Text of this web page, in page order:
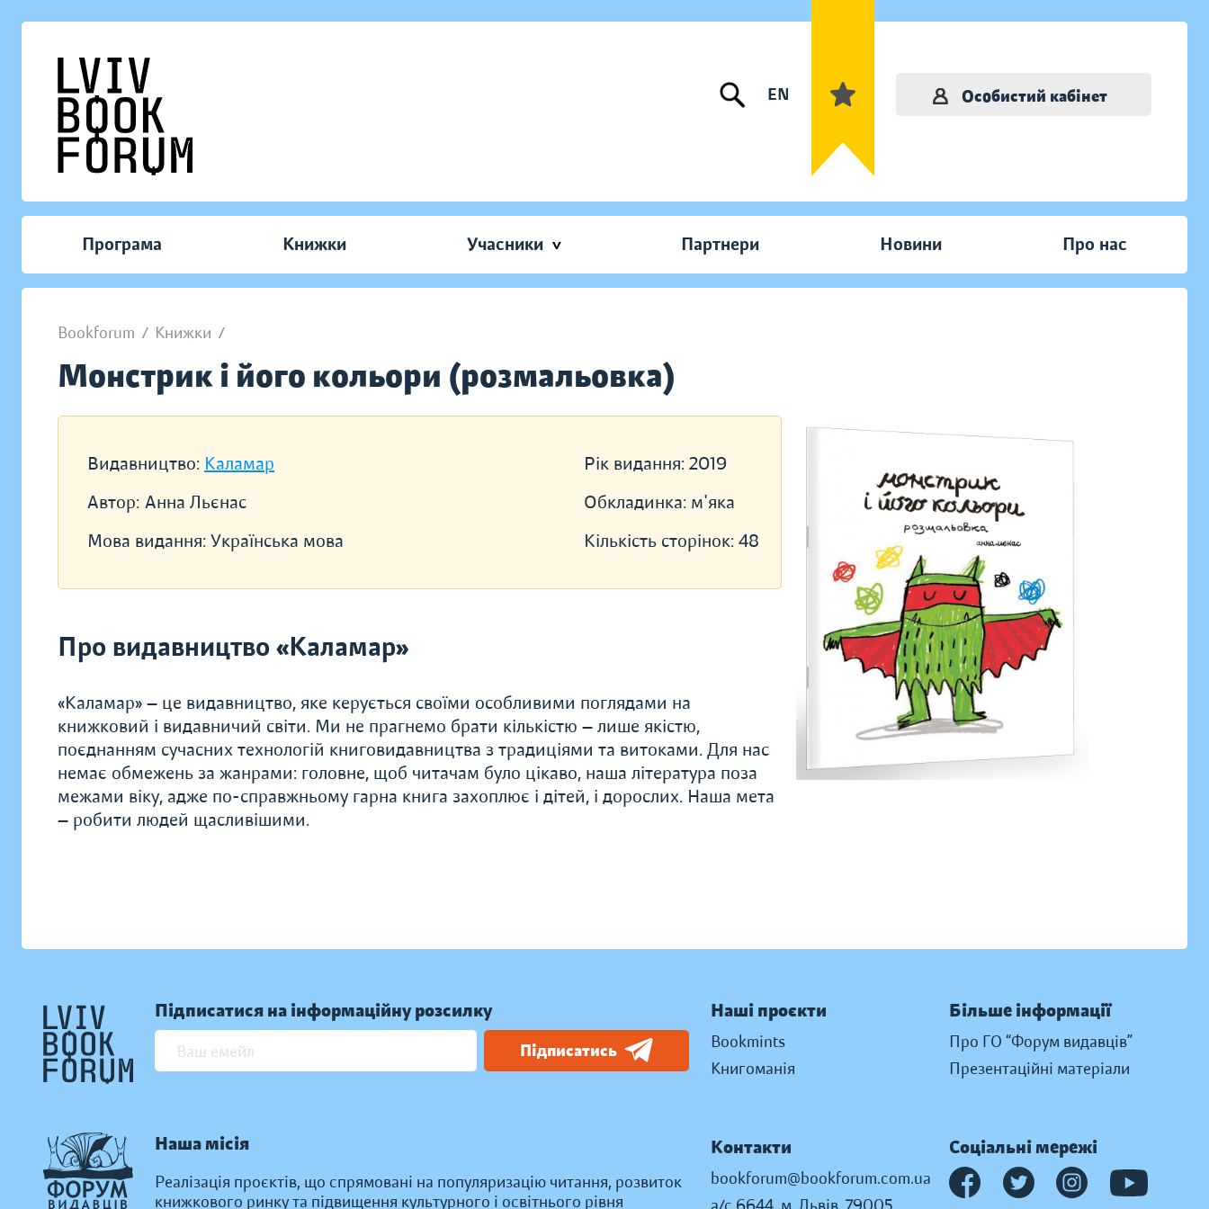
EN Особистий кабінет
Програма Книжки Учасники Партнери Новини Про нас
Bookforum / Книжки /
Монстрик і його кольори (розмальовка)
Видавництво: Каламар
Автор: Анна Льєнас
Мова видання: Українська мова
Рік видання: 2019
Обкладинка: м'яка
Кількість сторінок: 48
Про видавництво «Каламар»
«Каламар» — це видавництво, яке керується своїми особливими поглядами на
книжковий і видавничий світи. Ми не прагнемо брати кількістю — лише якістю,
поєднанням сучасних технологій книговидавництва з традиціями та витоками. Для нас
немає обмежень за жанрами: головне, щоб читачам було цікаво, наша література поза
межами віку, адже по-справжньому гарна книга захоплює і дітей, і дорослих. Наша мета
— робити людей щасливішими.
Підписатися на інформаційну розсилку
Підписатись
Наша місія
Реалізація проєктів, що спрямовані на популяризацію читання, розвиток
книжкового ринку та підвищення культурного і освітнього рівня
Наші проєкти
Bookmints
Книгоманія
Більше інформації
Про ГО “Форум видавців”
Презентаційні матеріали
Контакти
bookforum@bookforum.com.ua
Соціальні мережі